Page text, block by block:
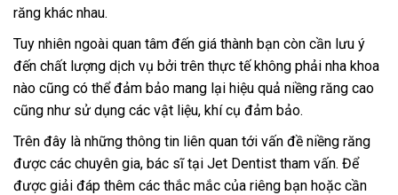
răng khác nhau.
Tuy nhiên ngoài quan tâm đến giá thành bạn còn cần lưu ý
đến chất lượng dịch vụ bởi trên thực tế không phải nha khoa
nào cũng có thể đảm bảo mang lại hiệu quả niềng răng cao
cũng như sử dụng các vật liệu, khí cụ đảm bảo.
Trên đây là những thông tin liên quan tới vấn đề niềng răng
được các chuyên gia, bác sĩ tại Jet Dentist tham vấn. Để
được giải đáp thêm các thắc mắc của riêng bạn hoặc cần